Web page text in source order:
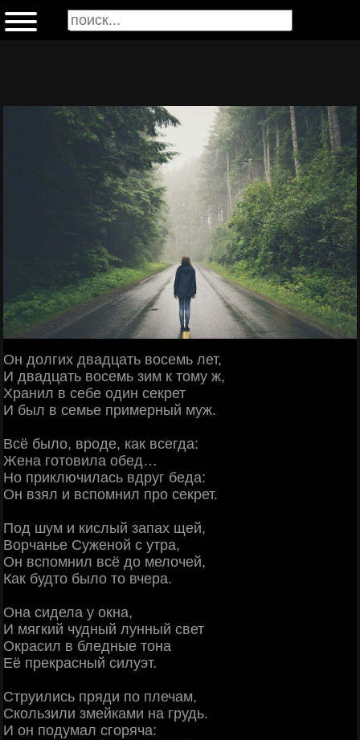
Он долгих двадцать восемь лет,
И двадцать восемь зим к тому ж,
Хранил в себе один секрет
И был в семье примерный муж.
Всё было, вроде, как всегда:
Жена готовила обед…
Но приключилась вдруг беда:
Он взял и вспомнил про секрет.
Под шум и кислый запах щей,
Ворчанье Суженой с утра,
Он вспомнил всё до мелочей,
Как будто было то вчера.
Она сидела у окна,
И мягкий чудный лунный свет
Окрасил в бледные тона
Её прекрасный силуэт.
Струились пряди по плечам,
Скользили змейками на грудь.
И он подумал сгоряча: